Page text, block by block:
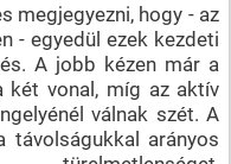
megjegyezni, hogy - az
- egyedül ezek kezdeti
A jobb kézen már a
két vonal, míg az aktív
válnak szét. A
arányos